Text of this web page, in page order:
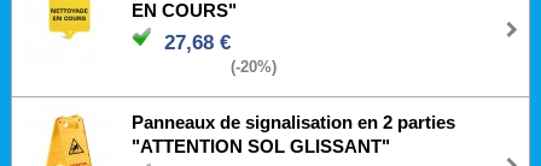
EN COURS"
27,68 €
(-20%)
Panneaux de signalisation en 2 parties
"ATTENTION SOL GLISSANT"